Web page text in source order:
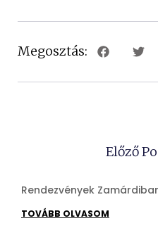
Megosztás:
Előző
Rendezvények
TOVÁBB OLVASOM